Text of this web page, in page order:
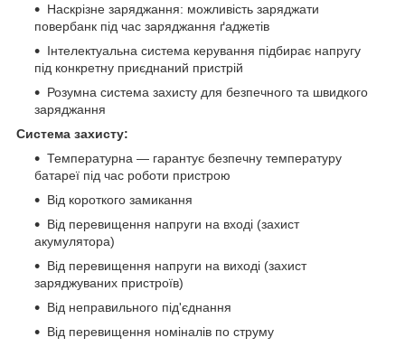
Наскрізне заряджання: можливість заряджати
повербанк під час заряджання ґаджетів
Інтелектуальна система керування підбирає напругу
під конкретну приєднаний пристрій
Розумна система захисту для безпечного та швидкого
заряджання
Система захисту:
Температурна — гарантує безпечну температуру
батареї під час роботи пристрою
Від короткого замикання
Від перевищення напруги на вході (захист
акумулятора)
Від перевищення напруги на виході (захист
заряджуваних пристроїв)
Від неправильного під'єднання
Від перевищення номіналів по струму